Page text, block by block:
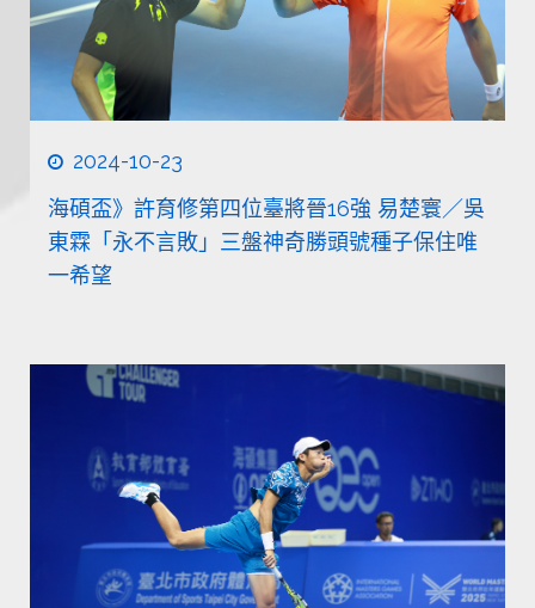
2024-10-23
海碩盃》許育修第四位臺將晉16強 易楚寰／吳
東霖「永不言敗」三盤神奇勝頭號種子保住唯
一希望